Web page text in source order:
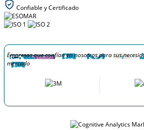
Confiable y Certificado
Empresas que confían en nosotros para sus
mercado